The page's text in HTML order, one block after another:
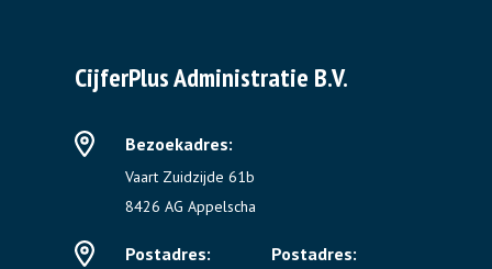
CijferPlus Administratie B.V.
Bezoekadres:
Vaart Zuidzijde 61b
8426 AG Appelscha
Postadres: Postadres: